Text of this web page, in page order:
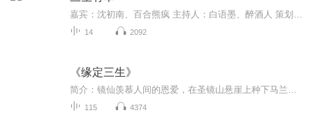
14 2092
《缘定三生》
115 4374